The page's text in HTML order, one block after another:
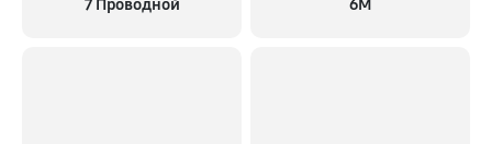
7 Проводной 6M